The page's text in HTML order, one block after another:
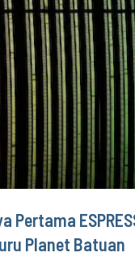
Pertama
Planet Batuan